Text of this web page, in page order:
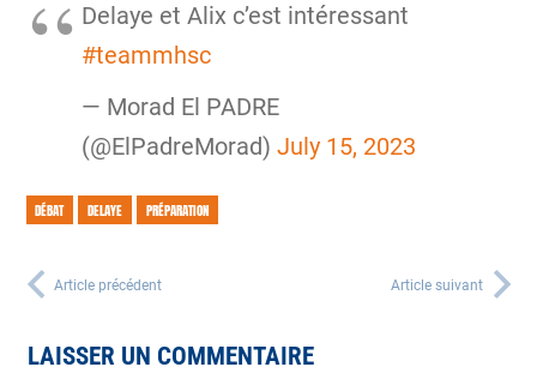
Delaye et Alix c’est intéressant
#teammhsc
— Morad El PADRE
(@ElPadreMorad) July 15, 2023
DÉBAT DELAYE PRÉPARATION
Article précédent Article suivant
LAISSER UN COMMENTAIRE